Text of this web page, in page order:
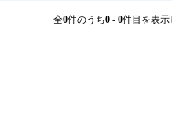
全0件のうち0 - 0件目を表